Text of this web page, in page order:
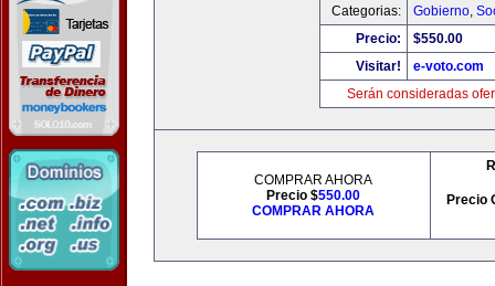
Categorias:
Gobierno,
Precio:
$550.00
Visitar!
e-voto.com
Serán consideradas
COMPRAR AHORA
Precio $550.00
COMPRAR AHORA
Precio